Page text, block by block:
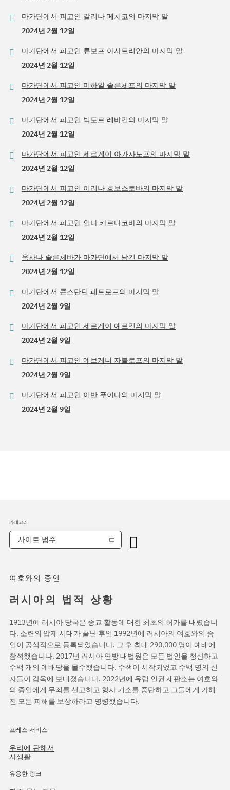
마가단에서 피고인 갈리나 페치코의 마지막 말
2024년 2월 12일
마가단에서 피고인 류보프 아사트리안의 마지막 말
2024년 2월 12일
마가단에서 피고인 미하일 솔른체프의 마지막 말
2024년 2월 12일
마가단에서 피고인 빅토르 레뱌킨의 마지막 말
2024년 2월 12일
마가단에서 피고인 세르게이 아가자노프의 마지막 말
2024년 2월 12일
마가단에서 피고인 이리나 흐보스토바의 마지막 말
2024년 2월 12일
마가단에서 피고인 인나 카르다코바의 마지막 말
2024년 2월 12일
옥사나 솔른체바가 마가단에서 남긴 마지막 말
2024년 2월 12일
마가단에서 콘스탄틴 페트로프의 마지막 말
2024년 2월 9일
마가단에서 피고인 세르게이 예르킨의 마지막 말
2024년 2월 9일
마가단에서 피고인 예브게니 자블로프의 마지막 말
2024년 2월 9일
마가단에서 피고인 이반 푸이다의 마지막 말
2024년 2월 9일
여호와의 증인
러시아의 법적 상황
1913년에 러시아 당국은 종교 활동에 대한 최초의 허가를 내렸습니
다. 소련의 압제 시대가 끝난 후인 1992년에 러시아의 여호와의 증
인이 공식적으로 등록되었습니다. 그 후 최대 290,000 명이 예배에
참석했습니다. 2017년 러시아 연방 대법원은 모든 법인을 청산하고
수백 개의 예배당을 몰수했습니다. 수색이 시작되었고 수백 명의 신
자들이 감옥에 보내졌습니다. 2022년에 유럽 인권 재판소는 여호와
의 증인에게 무죄를 선고하고 형사 기소를 중단하고 그들에게 가해
진 모든 피해를 보상하라고 명령했습니다.
프레스 서비스
우리에 관해서
사생활
유용한 링크
카테고리
사이트 범주